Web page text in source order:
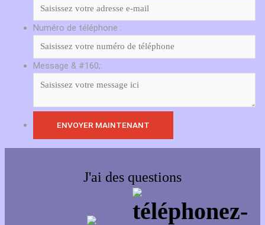
Numéro de téléphone :
Message & #160;:
J'ai des questions